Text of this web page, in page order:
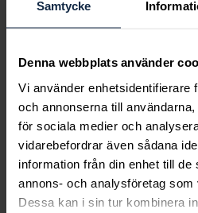
Samtycke
Denna webbplats använder
Vi använder enhetsidentifierare
och annonserna till
för sociala medier och
vidarebefordrar även sådana
information från din enhet till de
annons- och analysföretag som
Dessa kan i sin tur kombinera
Lily and Rose
Pris
349 kr
349 kr
Smycka tar